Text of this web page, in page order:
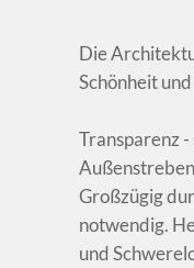
Die
Schönheit
Transparenz
Großzügig
notwendig.
und